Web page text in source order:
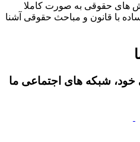
های حقوقی به صورت کاملا
ساده با قانون و مباحث حقوقی آشنا
شبکه های اجتماعی ما